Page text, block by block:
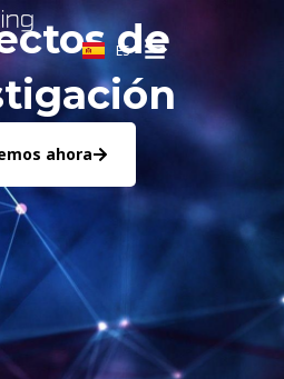
ES
EN
de
ahora